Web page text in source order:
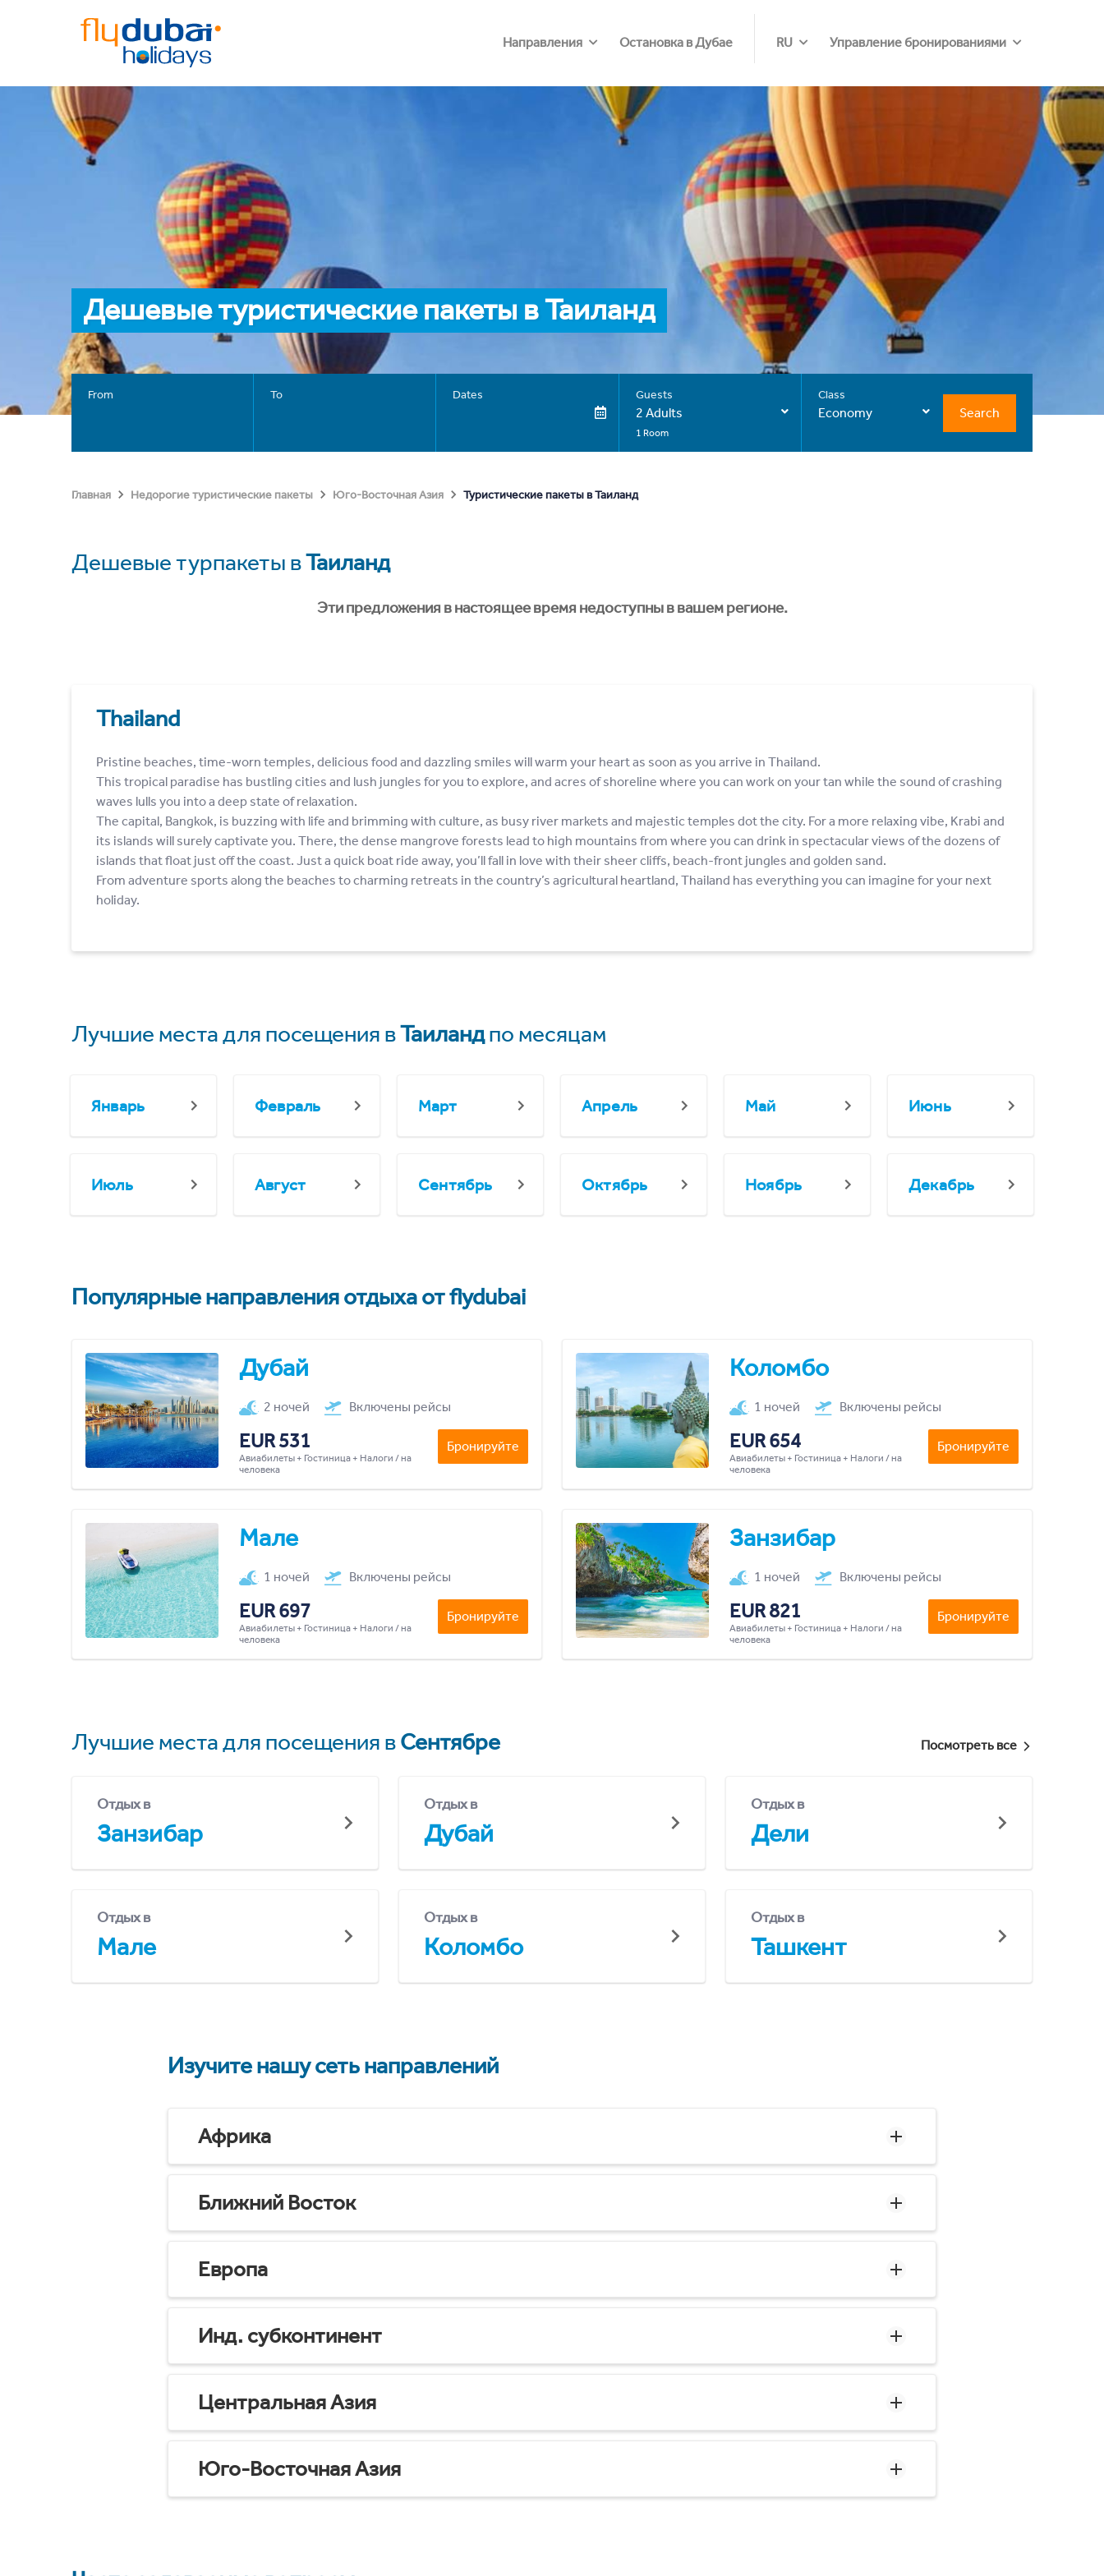
Направления Остановка в Дубае RU Управление бронированиями
Дешевые туристические пакеты в Таиланд
From To Dates Guests
2 Adults
1 Room
Class
Economy Search
Главная Недорогие туристические пакеты Юго-Восточная Азия Туристические пакеты в Таиланд
Дешевые турпакеты вТаиланд
Эти предложения в настоящее время недоступны в вашем регионе.
Thailand
Pristine beaches, time-worn temples, delicious food and dazzling smiles will warm your heart as soon as you arrive in Thailand.
This tropical paradise has bustling cities and lush jungles for you to explore, and acres of shoreline where you can work on your tan while the sound of crashing
waves lulls you into a deep state of relaxation.
The capital, Bangkok, is buzzing with life and brimming with culture, as busy river markets and majestic temples dot the city. For a more relaxing vibe, Krabi and
its islands will surely captivate you. There, the dense mangrove forests lead to high mountains from where you can drink in spectacular views of the dozens of
islands that float just off the coast. Just a quick boat ride away, you’ll fall in love with their sheer cliffs, beach-front jungles and golden sand.
From adventure sports along the beaches to charming retreats in the country’s agricultural heartland, Thailand has everything you can imagine for your next
holiday.
Лучшие места для посещения вТаиландпо месяцам
Январь Февраль Март Апрель Май Июнь
Июль Август Сентябрь Октябрь Ноябрь Декабрь
Популярные направления отдыха от flydubai
Дубай
2 ночей Включены рейсы
EUR 531
Авиабилеты + Гостиница + Налоги / на
человека
Бронируйте
Коломбо
1 ночей Включены рейсы
EUR 654
Авиабилеты + Гостиница + Налоги / на
человека
Бронируйте
Мале
1 ночей Включены рейсы
EUR 697
Авиабилеты + Гостиница + Налоги / на
человека
Бронируйте
Занзибар
1 ночей Включены рейсы
EUR 821
Авиабилеты + Гостиница + Налоги / на
человека
Бронируйте
Лучшие места для посещения вСентябре Посмотреть все
Отдых в
Занзибар
Отдых в
Дубай
Отдых в
Дели
Отдых в
Мале
Отдых в
Коломбо
Отдых в
Ташкент
Изучите нашу сеть направлений
Африка
Ближний Восток
Европа
Инд. субконтинент
Центральная Азия
Юго-Восточная Азия